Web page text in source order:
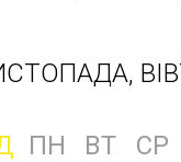
ПН ВТ СР